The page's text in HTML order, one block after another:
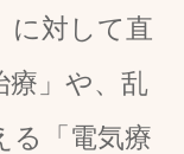
に対して直
療」や、乱
る「電気療